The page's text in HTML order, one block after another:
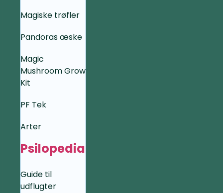
Magiske trøfler
Pandoras æske
Magic
Mushroom Grow
Kit
PF Tek
Arter
Psilopedia
Guide til
udflugter